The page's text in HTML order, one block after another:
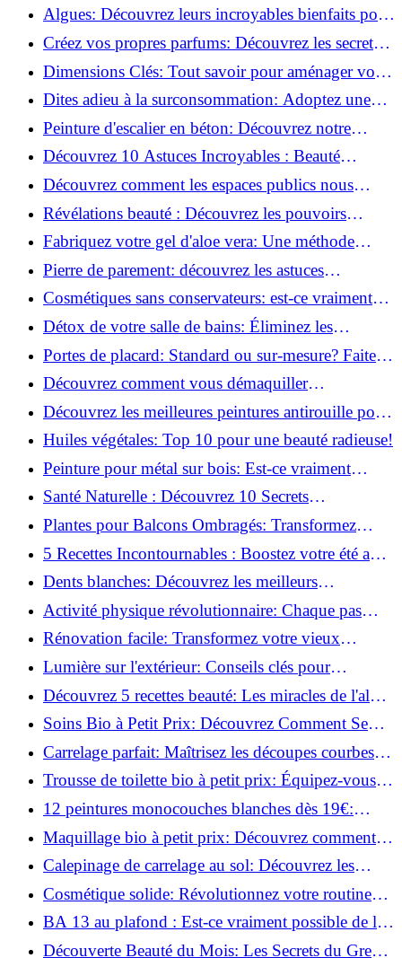
revitaliser les peaux fatiguées!
Algues: Découvrez leurs incroyables bienfaits pour
la santé et la beauté!
Créez vos propres parfums: Découvrez les secrets
de la fabrication artisanale!
Dimensions Clés: Tout savoir pour aménager votre
salle de bains!
Dites adieu à la surconsommation: Adoptez une
vie plus simple!
Peinture d'escalier en béton: Découvrez notre
tutoriel facile et rapide!
Découvrez 10 Astuces Incroyables : Beauté
Naturelle avec le Concombre !
Découvrez comment les espaces publics nous
incitent à être plus actifs : Révélations surprenantes!
Révélations beauté : Découvrez les pouvoirs
insoupçonnés du concombre!
Fabriquez votre gel d'aloe vera: Une méthode
simple et rapide à la maison!
Pierre de parement: découvrez les astuces
infaillibles pour un nettoyage parfait!
Cosmétiques sans conservateurs: est-ce vraiment
possible?
Détox de votre salle de bains: Éliminez les
ingrédients nocifs dès maintenant!
Portes de placard: Standard ou sur-mesure? Faites
le meilleur choix!
Découvrez comment vous démaquiller
naturellement: Astuces et secrets révélés!
Découvrez les meilleures peintures antirouille pour
le fer: Top 12 analysé!
Huiles végétales: Top 10 pour une beauté radieuse!
Peinture pour métal sur bois: Est-ce vraiment
possible?
Santé Naturelle : Découvrez 10 Secrets
Incontournables pour un Bien-être Optimal!
Plantes pour Balcons Ombragés: Transformez
votre Terrasse en Oasis Verte!
5 Recettes Incontournables : Boostez votre été avec
des huiles essentielles!
Dents blanches: Découvrez les meilleurs
ingrédients naturels!
Activité physique révolutionnaire: Chaque pas
compte pour votre santé!
Rénovation facile: Transformez votre vieux
parquet irrégulier en un clin d'œil!
Lumière sur l'extérieur: Conseils clés pour
concevoir et installer votre éclairage!
Découvrez 5 recettes beauté: Les miracles de l'aloe
vera pour votre peau!
Soins Bio à Petit Prix: Découvrez Comment Se
Chouchouter Pour Moins de 35€!
Carrelage parfait: Maîtrisez les découpes courbes
facilement!
Trousse de toilette bio à petit prix: Équipez-vous
pour moins de 25€!
12 peintures monocouches blanches dès 19€:
Découvrez les meilleures offres!
Maquillage bio à petit prix: Découvrez comment
s'équiper pour moins de 50€!
Calepinage de carrelage au sol: Découvrez les
astuces incontournables!
Cosmétique solide: Révolutionnez votre routine
beauté pour zéro déchet!
BA 13 au plafond : Est-ce vraiment possible de les
coller ?
Découverte Beauté du Mois: Les Secrets du Green